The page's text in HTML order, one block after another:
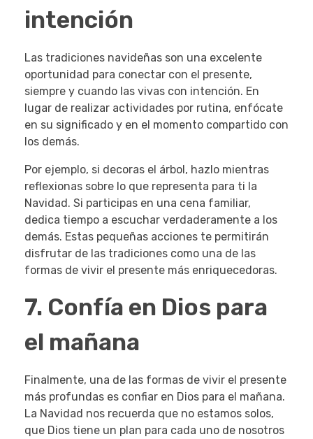
intención
Las tradiciones navideñas son una excelente
oportunidad para conectar con el presente,
siempre y cuando las vivas con intención. En
lugar de realizar actividades por rutina, enfócate
en su significado y en el momento compartido con
los demás.
Por ejemplo, si decoras el árbol, hazlo mientras
reflexionas sobre lo que representa para ti la
Navidad. Si participas en una cena familiar,
dedica tiempo a escuchar verdaderamente a los
demás. Estas pequeñas acciones te permitirán
disfrutar de las tradiciones como una de las
formas de vivir el presente más enriquecedoras.
7. Confía en Dios para
el mañana
Finalmente, una de las formas de vivir el presente
más profundas es confiar en Dios para el mañana.
La Navidad nos recuerda que no estamos solos,
que Dios tiene un plan para cada uno de nosotros